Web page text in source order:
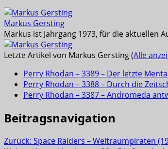
Markus Gersting
Markus ist Jahrgang 1973, für die aktuellen
Letzte Artikel von Markus Gersting(Alle
Perry Rhodan – 3389 – Der letzte
Perry Rhodan – 3388 – Durch die
Perry Rhodan – 3387 – Andromeda
Beitragsnavigation
Zurück: Space Raiders – Weltraumpiraten